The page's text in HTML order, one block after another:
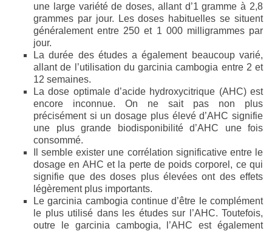
une large variété de doses, allant d’1 gramme à 2,8
grammes par jour. Les doses habituelles se situent
généralement entre 250 et 1 000 milligrammes par
jour.
La durée des études a également beaucoup varié,
allant de l’utilisation du garcinia cambogia entre 2 et
12 semaines.
La dose optimale d’acide hydroxycitrique (AHC) est
encore inconnue. On ne sait pas non plus
précisément si un dosage plus élevé d’AHC signifie
une plus grande biodisponibilité d’AHC une fois
consommé.
Il semble exister une corrélation significative entre le
dosage en AHC et la perte de poids corporel, ce qui
signifie que des doses plus élevées ont des effets
légèrement plus importants.
Le garcinia cambogia continue d’être le complément
le plus utilisé dans les études sur l’AHC. Toutefois,
outre le garcinia cambogia, l’AHC est également